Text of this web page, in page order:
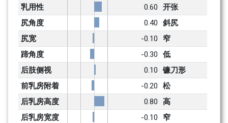
乳用性
0.60
开张
尻角度
0.40
斜尻
尻宽
-0.10
窄
蹄角度
-0.30
低
后肢侧视
0.10
镰刀形
前乳房附着
-0.20
松
后乳房高度
0.80
高
后乳房宽度
-0.10
窄